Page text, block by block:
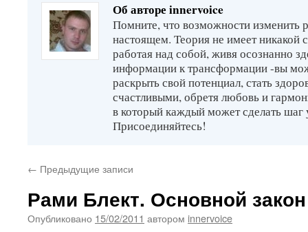
Об авторе innervoice
Помните, что возможности изменить
настоящем. Теория не имеет никакой
работая над собой, живя осознанно
информации к трансформации -вы
раскрыть свой потенциал, стать
счастливыми, обретя любовь и
в который каждый может сделать шаг
Присоединяйтесь!
← Предыдущие записи
Рами Блект. Основной
Опубликовано 15/02/2011 автором innervoice